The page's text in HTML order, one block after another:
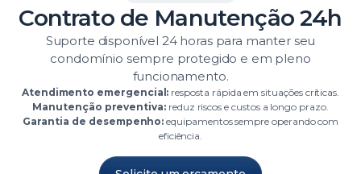
Contrato de Manutenção 24h
Suporte disponível 24 horas para manter seu
condomínio sempre protegido e em pleno
funcionamento.
Atendimento emergencial: resposta rápida em situações críticas.
Manutenção preventiva:reduz riscos e custos a longo prazo.
Garantia de desempenho: equipamentos sempre operando com
eficiência.